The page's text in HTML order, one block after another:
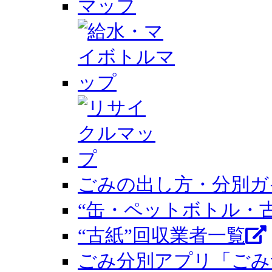
ごみの出し方・分別
“缶・ペットボトル・
“古紙”回収業者一覧
ごみ分別アプリ「ご